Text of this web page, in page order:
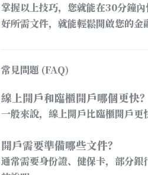
掌握以上技巧，您就能在30分鐘
好所需文件，就能輕鬆開啟您的金
常見問題 (FAQ)
線上開戶和臨櫃開戶哪個更快？
一般來說，線上開戶比臨櫃開戶更
開戶需要準備哪些文件？
通常需要身份證、健保卡，部分